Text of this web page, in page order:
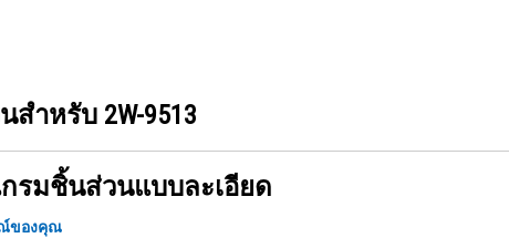
สำหรับ 2W-9513
รมชิ้นส่วนแบบละเอียด
ของคุณ